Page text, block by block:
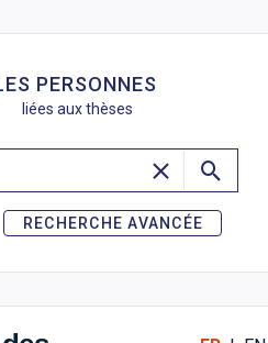
PERSONNES
liées aux thèses
RECHERCHE AVANCÉE